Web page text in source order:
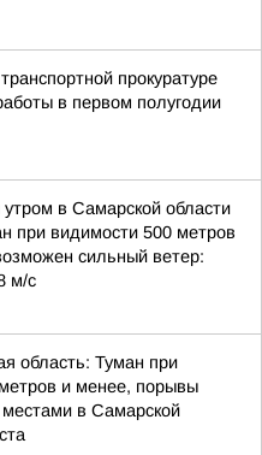
прокуратуре
в первом полугодии
в Самарской области
при видимости 500 метров
сильный ветер:
м/с
область: Туман при
и менее, порывы
в Самарской